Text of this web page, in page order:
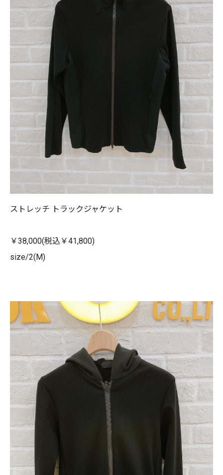
ストレッチ トラックジャケット
￥38,000(税込￥41,800)
size/2(M)